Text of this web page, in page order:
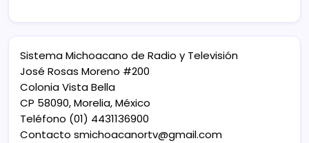
Sistema Michoacano de Radio y Televisión
José Rosas Moreno #200
Colonia Vista Bella
CP 58090, Morelia, México
Teléfono (01) 4431136900
Contacto smichoacanortv@gmail.com